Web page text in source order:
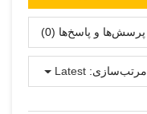
پرسش‌ها و پاسخ‌ها (0)
مرتب‌سازی: Latest